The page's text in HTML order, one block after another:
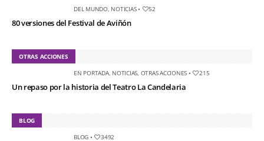
DEL MUNDO, NOTICIAS• 52
80 versiones del Festival de Aviñón
OTRAS ACCIONES
EN PORTADA, NOTICIAS OTRAS ACCIONES • 215
Un repaso por la historia del Teatro La Candelaria
BLOG
BLOG • 3492